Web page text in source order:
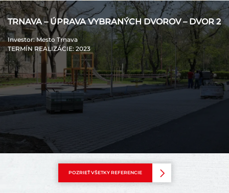
TRNAVA – ÚPRAVA VYBRANÝCH DVOROV – DVOR 2
Investor: Mesto Trnava
TERMÍN REALIZÁCIE: 2023
POZRIEŤ VŠETKY REFERENCIE